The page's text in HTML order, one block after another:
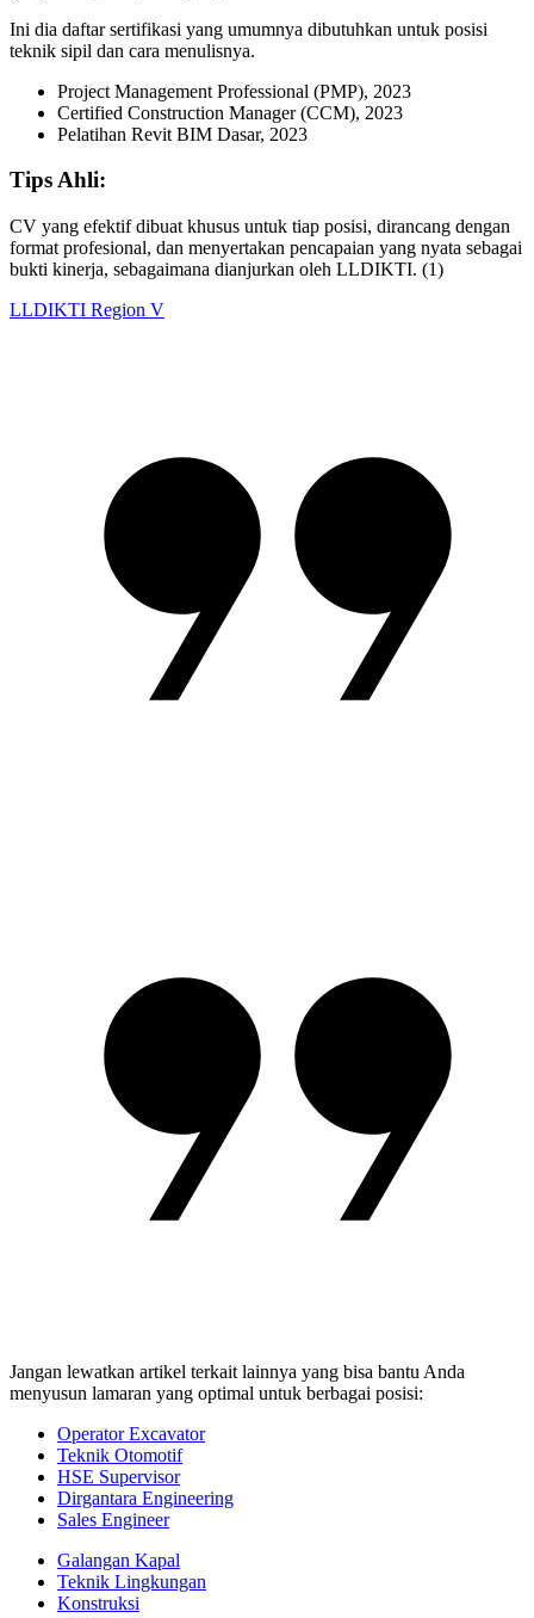
Ini dia daftar sertifikasi yang umumnya dibutuhkan untuk posisi
teknik sipil dan cara menulisnya.
Project Management Professional (PMP), 2023
Certified Construction Manager (CCM), 2023
Pelatihan Revit BIM Dasar, 2023
Tips Ahli:
CV yang efektif dibuat khusus untuk tiap posisi, dirancang dengan
format profesional, dan menyertakan pencapaian yang nyata sebagai
bukti kinerja, sebagaimana dianjurkan oleh LLDIKTI. (1)
LLDIKTI Region V
Jangan lewatkan artikel terkait lainnya yang bisa bantu Anda
menyusun lamaran yang optimal untuk berbagai posisi:
Operator Excavator
Teknik Otomotif
HSE Supervisor
Dirgantara Engineering
Sales Engineer
Galangan Kapal
Teknik Lingkungan
Konstruksi